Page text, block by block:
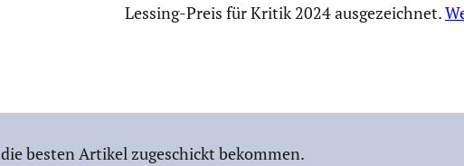
Lessing-Preis für Kritik 2024 ausgezeichnet.
besten Artikel zugeschickt bekommen.